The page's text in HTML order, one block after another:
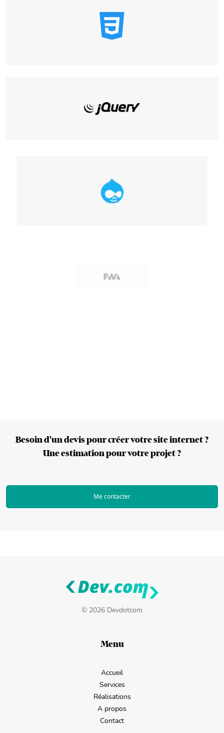
Besoin d'un devis pour créer votre site internet ?
Une estimation pour votre projet ?
Me contacter
© 2026 Devdotcom
Menu
Accueil
Services
Réalisations
A propos
Contact